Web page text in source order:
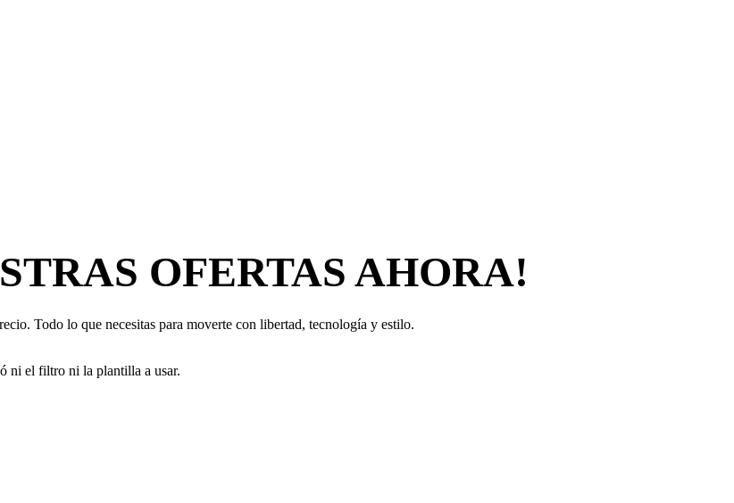
OFERTAS AHORA!
Todo lo que necesitas para moverte con libertad, tecnología y estilo.
ni el filtro ni la plantilla a usar.